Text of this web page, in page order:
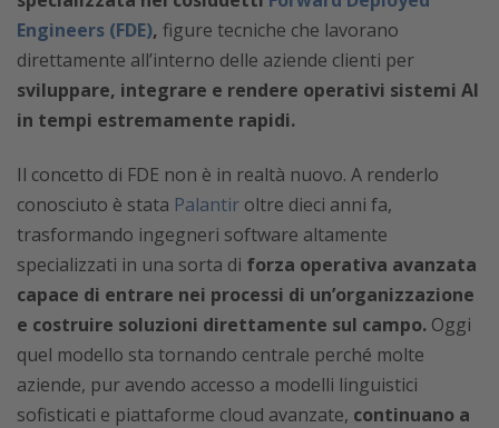
Engineers (FDE), figure tecniche che lavorano
direttamente all’interno delle aziende clienti per
sviluppare, integrare e rendere operativi sistemi AI
in tempi estremamente rapidi.
Il concetto di FDE non è in realtà nuovo. A renderlo
conosciuto è stata Palantir oltre dieci anni fa,
trasformando ingegneri software altamente
specializzati in una sorta di forza operativa avanzata
capace di entrare nei processi di un’organizzazione
e costruire soluzioni direttamente sul campo. Oggi
quel modello sta tornando centrale perché molte
aziende, pur avendo accesso a modelli linguistici
sofisticati e piattaforme cloud avanzate, continuano a